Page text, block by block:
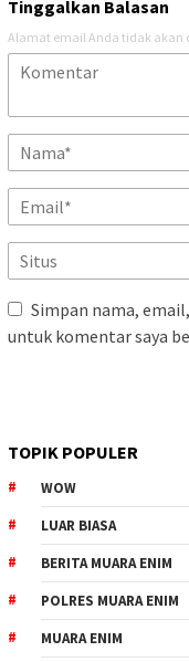
Tinggalkan Balasan
Alamat email Anda tidak akan
Simpan nama,
untuk komentar saya
TOPIK POPULER
WOW
LUAR BIASA
BERITA MUARA ENIM
POLRES MUARA ENIM
MUARA ENIM